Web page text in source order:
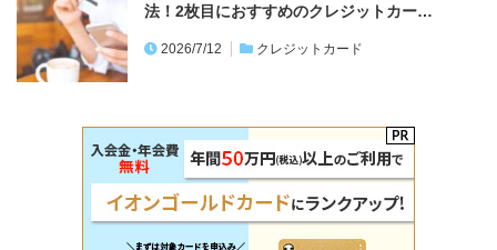
法！2枚目におすすめのクレジットカー…
2026/7/12 クレジットカード